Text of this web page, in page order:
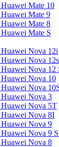
Mate 10
Mate 9
Mate 8
Mate S
Nova 12i
Nova 12s
Nova 12
Nova 10
Nova
Nova 3
Nova 5T
Nova 8I
Nova 9
Nova 9
Nova 8